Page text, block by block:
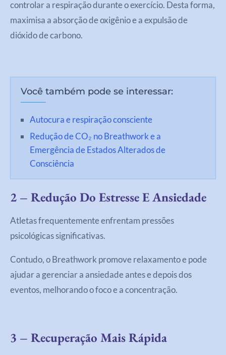
controlar a respiração durante o exercício. Desta forma,
maximisa a absorção de oxigênio e a expulsão de
dióxido de carbono.
Você também pode se interessar:
Autocura e respiração consciente
Redução de CO₂ no Breathwork e a
Emergência de Estados Alterados de
Consciência
2 – Redução Do Estresse E Ansiedade
Atletas frequentemente enfrentam pressões
psicológicas significativas.
Contudo, o Breathwork promove relaxamento e pode
ajudar a gerenciar a ansiedade antes e depois dos
eventos, melhorando o foco e a concentração.
3 – Recuperação Mais Rápida